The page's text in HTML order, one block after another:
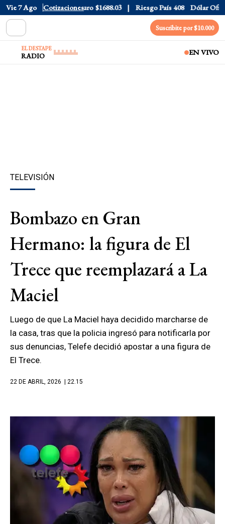
Vie 7 Ago Cotizaciones
CCL $1577.3 Euro $1688.03 Riesgo País 408 Dólar Oficial
Suscribite por $10.000
EL DESTAPE
RADIO EN VIVO
TELEVISIÓN
Bombazo en Gran
Hermano: la figura de El
Trece que reemplazará a La
Maciel
Luego de que La Maciel haya decidido marcharse de
la casa, tras que la policia ingresó para notificarla por
sus denuncias, Telefe decidió apostar a una figura de
El Trece.
22 DE ABRIL, 2026 | 22.15